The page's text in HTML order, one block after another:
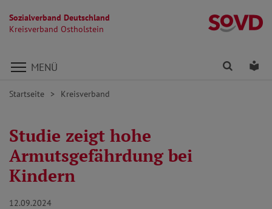
Sozialverband Deutschland
Kreisverband Ostholstein
Direkt zu den Inhalten springen
MENÜ Finden
Startseite Kreisverband
Studie zeigt hohe
Armutsgefährdung bei
Kindern
12.09.2024